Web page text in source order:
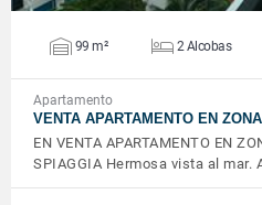
99 m² 2 Alcobas
Apartamento
VENTA APARTAMENTO EN
EN VENTA APARTAMENTO EN
SPIAGGIA Hermosa vista al mar.